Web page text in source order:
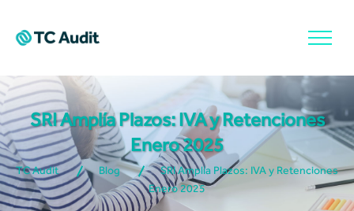
SRI Amplía Plazos: IVA y Retenciones
Enero 2025
TC Audit Blog
SRI Amplía Plazos: IVA y Retenciones
Enero 2025